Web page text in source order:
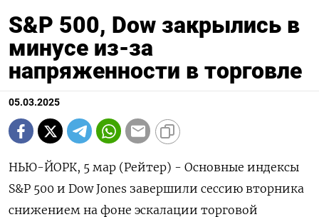
S&P 500, Dow закрылись в
минусе из-за
напряженности в торговле
05.03.2025
НЬЮ-ЙОРК, 5 мар (Рейтер) - Основные индексы
S&P 500 и Dow Jones завершили сессию вторника
снижением на фоне эскалации торговой